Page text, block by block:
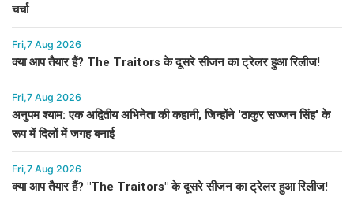
चर्चा
Fri,7 Aug 2026
क्या आप तैयार हैं? The Traitors के दूसरे सीजन का ट्रेलर हुआ रिलीज!
Fri,7 Aug 2026
अनुपम श्याम: एक अद्वितीय अभिनेता की कहानी, जिन्होंने 'ठाकुर सज्जन सिंह' के
रूप में दिलों में जगह बनाई
Fri,7 Aug 2026
क्या आप तैयार हैं? "The Traitors" के दूसरे सीजन का ट्रेलर हुआ रिलीज!